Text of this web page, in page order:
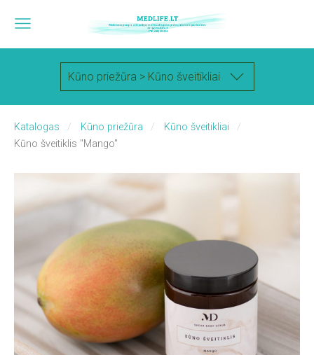
Kūno priežūra > Kūno šveitikliai
Katalogas Kūno priežūra
Kūno šveitikliai
Kūno šveitiklis "Mango"